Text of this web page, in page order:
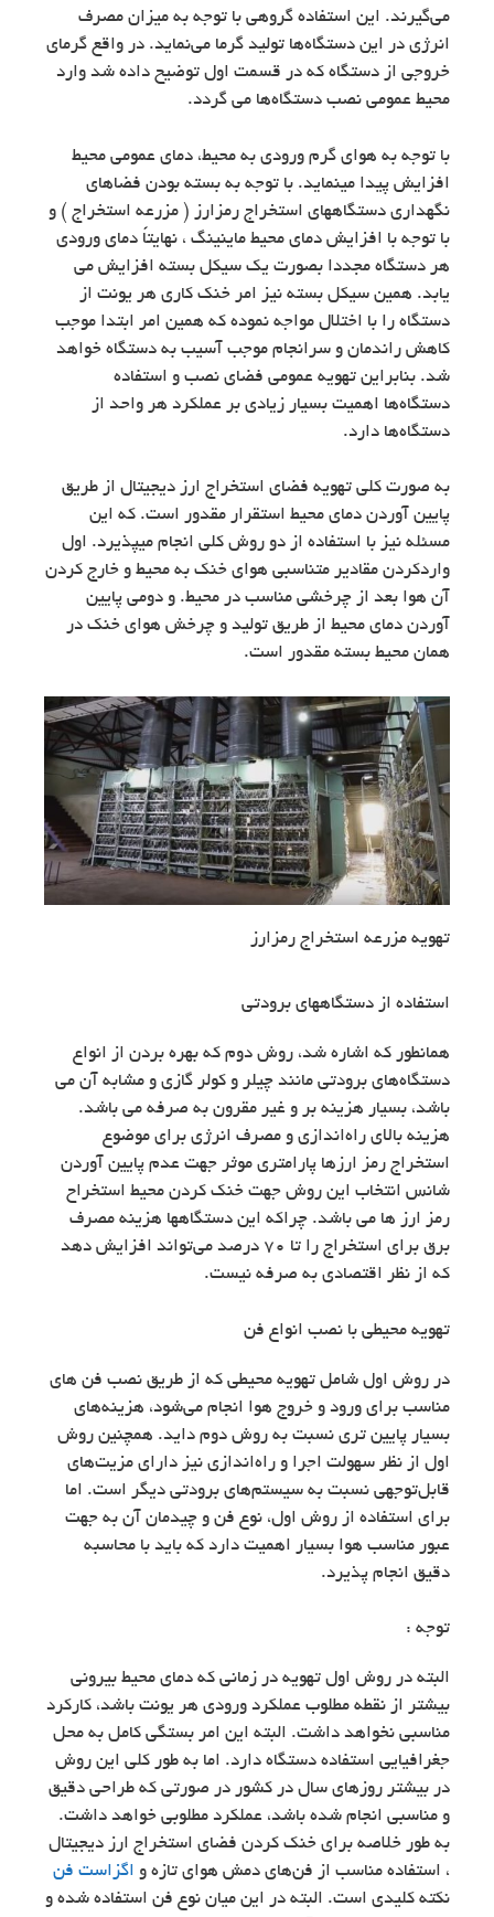
می‌گیرند. این استفاده گروهی با توجه به میزان مصرف
انرژی در این دستگاه‌ها تولید گرما می‌نماید. در واقع گرمای
خروجی از دستگاه که در قسمت اول توضیح داده شد وارد
محیط عمومی نصب دستگاه‌ها می گردد.
با توجه به هوای گرم ورودی به محیط، دمای عمومی محیط
افزایش پیدا مینماید. با توجه به بسته بودن فضاهای
نگهداری دستگاههای استخراج رمزارز ( مزرعه استخراج ) و
با توجه با افزایش دمای محیط ماینینگ ، نهایتاً دمای ورودی
هر دستگاه مجددا بصورت یک سیکل بسته افزایش می
یابد. همین سیکل بسته نیز امر خنک کاری هر یونت از
دستگاه را با اختلال مواجه نموده که همین امر ابتدا موجب
کاهش راندمان و سرانجام موجب آسیب به دستگاه خواهد
شد. بنابراین تهویه عمومی فضای نصب و استفاده
دستگاه‌ها اهمیت بسیار زیادی بر عملکرد هر واحد از
دستگاه‌ها دارد.
به صورت کلی تهویه فضای استخراج ارز دیجیتال از طریق
پایین آوردن دمای محیط استقرار مقدور است. که این
مسئله نیز با استفاده از دو روش کلی انجام میپذیرد. اول
واردکردن مقادیر متناسبی هوای خنک به محیط و خارج کردن
آن هوا بعد از چرخشی مناسب در محیط. و دومی پایین
آوردن دمای محیط از طریق تولید و چرخش هوای خنک در
همان محیط بسته مقدور است.
تهویه مزرعه استخراج رمزارز
استفاده از دستگاههای برودتی
همانطور که اشاره شد، روش دوم که بهره بردن از انواع
دستگاه‌های برودتی مانند چیلر و کولر گازی و مشابه آن می
باشد، بسیار هزینه بر و غیر مقرون به صرفه می باشد.
هزینه بالای راه‌اندازی و مصرف انرژی برای موضوع
استخراج رمز ارزها پارامتری موثر جهت عدم پایین آوردن
شانس انتخاب این روش جهت خنک کردن محیط استخراح
رمز ارز ها می باشد. چراکه این دستگاهها هزینه مصرف
برق برای استخراج را تا 70 درصد می‌تواند افزایش دهد
که از نظر اقتصادی به صرفه نیست.
تهویه محیطی با نصب انواع فن
در روش اول شامل تهویه محیطی که از طریق نصب فن‌ های
مناسب برای ورود و خروج هوا انجام می‌شود، هزینه‌های
بسیار پایین تری نسبت به روش دوم داید. همچنین روش
اول از نظر سهولت اجرا و راه‌اندازی نیز دارای مزیت‌های
قابل‌توجهی نسبت به سیستم‌های برودتی دیگر است. اما
برای استفاده از روش اول، نوع فن و چیدمان آن به جهت
عبور مناسب هوا بسیار اهمیت دارد که باید با محاسبه
دقیق انجام پذیرد.
توجه :
البته در روش اول تهویه در زمانی که دمای محیط بیرونی
بیشتر از نقطه مطلوب عملکرد ورودی هر یونت باشد، کارکرد
مناسبی نخواهد داشت. البته این امر بستگی کامل به محل
جغرافیایی استفاده دستگاه دارد. اما به طور کلی این روش
در بیشتر روزهای سال در کشور در صورتی که طراحی دقیق
و مناسبی انجام شده باشد، عملکرد مطلوبی خواهد داشت.
به طور خلاصه برای خنک کردن فضای استخراج ارز دیجیتال
، استفاده مناسب از فن‌های دمش هوای تازه و اگزاست فن
نکته کلیدی است. البته در این میان نوع فن استفاده شده و